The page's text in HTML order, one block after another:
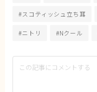
#スコティッシュ立ち耳
#ニトリ #Nクール